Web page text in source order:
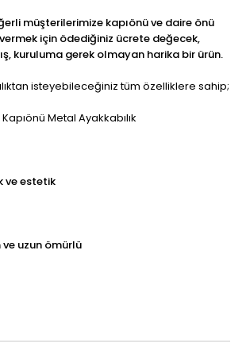
müşterilerimize kapıönü ve daire önü
için ödediğiniz ücrete değecek,
kuruluma gerek olmayan harika bir ürün.
isteyebileceğiniz tüm özelliklere sahip;
Metal Ayakkabılık
ve estetik
ve uzun ömürlü